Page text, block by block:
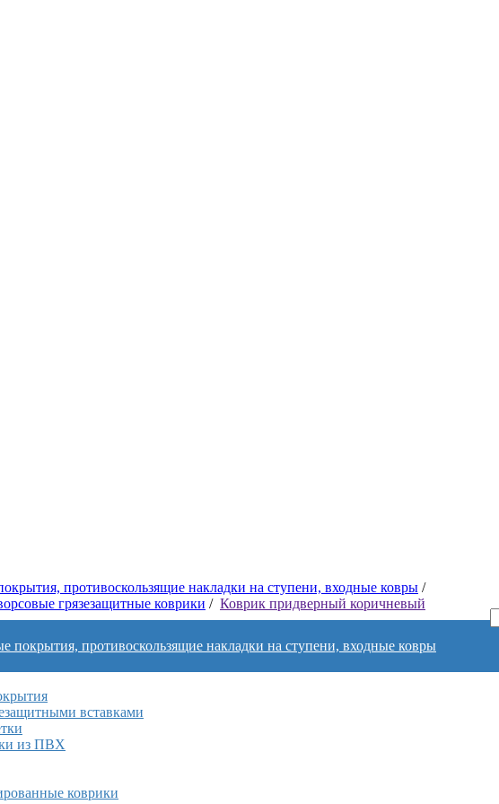
противоскользящие накладки на ступени, входные ковры /
грязезащитные коврики / Коврик придверный коричневый
покрытия, противоскользящие накладки на ступени, входные ковры
вставками
из ПВХ
коврики